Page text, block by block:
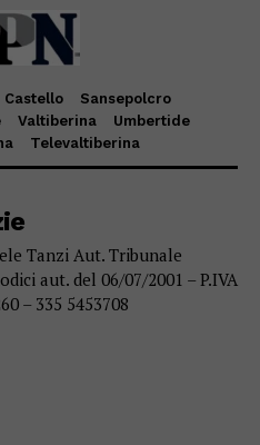
Castello
Sansepolcro
Valtiberina
Umbertide
Televaltiberina
Tanzi Aut. Tribunale
aut. del 06/07/2001 – P.IVA
– 335 5453708